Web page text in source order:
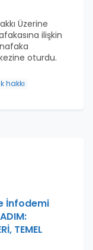
Üzerine
ilişkin
oturdu.
hakkı
İnfodemi
TEMEL